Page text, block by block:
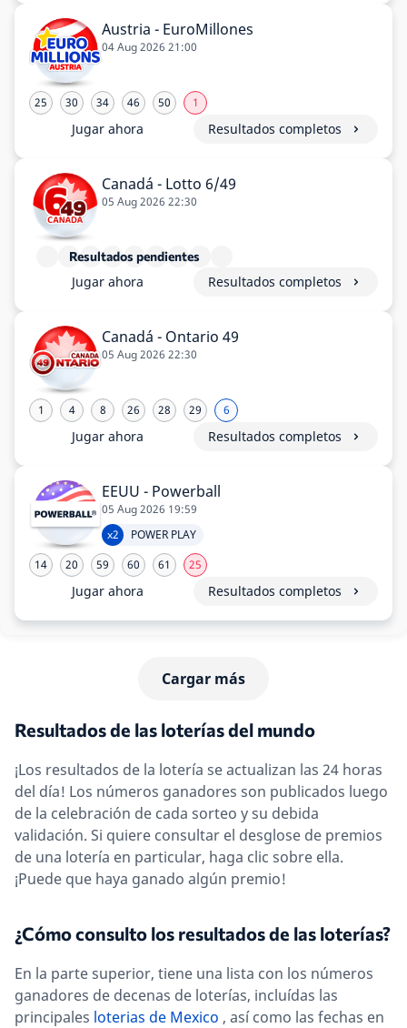
Austria - EuroMillones
04 Aug 2026 21:00
25 30 34 46 50 1
Jugar ahora Resultados completos
Canadá - Lotto 6/49
05 Aug 2026 22:30
Resultados pendientes
Jugar ahora Resultados completos
Canadá - Ontario 49
05 Aug 2026 22:30
1 4 8 26 28 29 6
Jugar ahora Resultados completos
EEUU - Powerball
05 Aug 2026 19:59
x2
POWER PLAY
14
20 59 60 61 25
Jugar ahora Resultados completos
Cargar más
Resultados de las loterías del mundo
¡Los resultados de la lotería se actualizan las 24 horas
del día! Los números ganadores son publicados luego
de la celebración de cada sorteo y su debida
validación. Si quiere consultar el desglose de premios
de una lotería en particular, haga clic sobre ella.
¡Puede que haya ganado algún premio!
¿Cómo consulto los resultados de las loterías?
En la parte superior, tiene una lista con los números
ganadores de decenas de loterías, incluídas las
principales loterias de Mexico , así como las fechas en